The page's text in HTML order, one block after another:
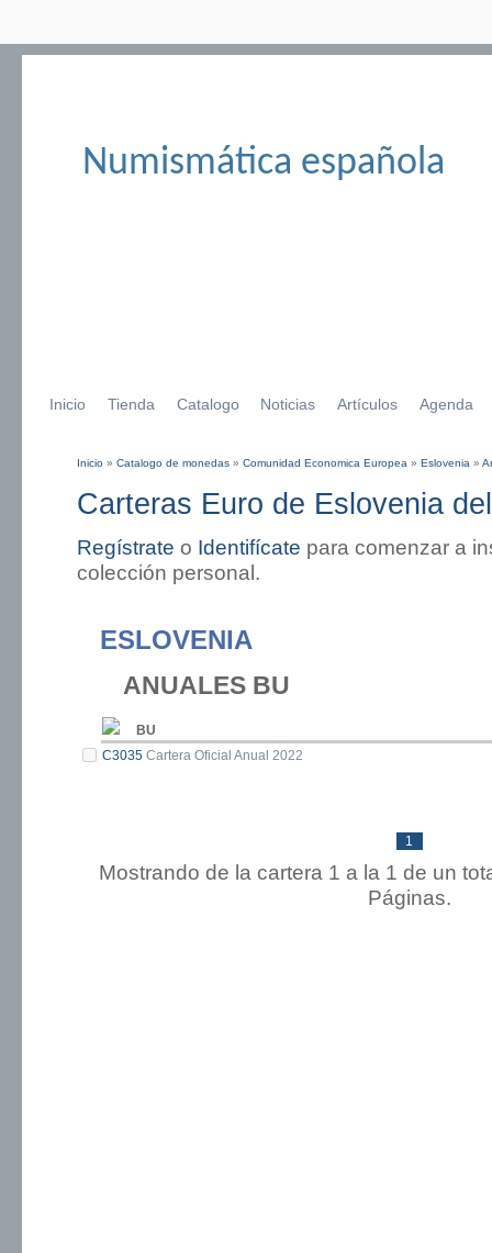
Numismática española
Inicio Tienda Catalogo Noticias Artículos Agenda
Inicio » Catalogo de monedas » Comunidad Economica Europea » Eslovenia »
Carteras Euro de Eslovenia
Regístrate o Identifícate para comenzar a
colección personal.
ESLOVENIA
ANUALES BU
BU
C3035 Cartera Oficial Anual 2022
1
Mostrando de la cartera 1 a la 1 de un
Páginas.